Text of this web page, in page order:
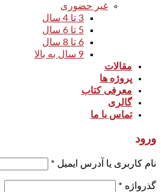
غیر حضوری
3 تا 4 سال
5 تا 6 سال
6 تا 8 سال
9 سال به بالا
مقالات
پروژه ها
معرفی کتاب
گالری
تماس با ما
ورود
نام کاربری یا آدرس ایمیل *
گذرواژه *